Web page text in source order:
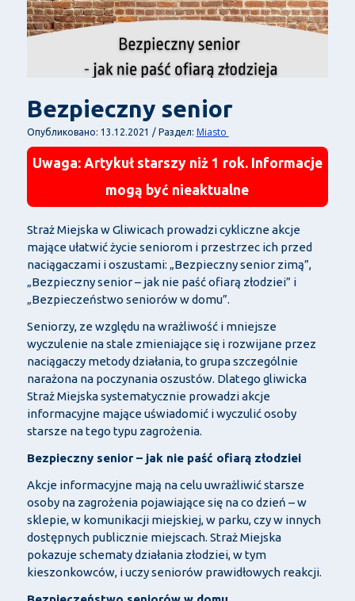
Bezpieczny senior
Опубликовано: 13.12.2021 / Раздел: Miasto
Uwaga: Artykuł starszy niż 1 rok. Informacje
mogą być nieaktualne
Straż Miejska w Gliwicach prowadzi cykliczne akcje
mające ułatwić życie seniorom i przestrzec ich przed
naciągaczami i oszustami: „Bezpieczny senior zimą”,
„Bezpieczny senior – jak nie paść ofiarą złodziei” i
„Bezpieczeństwo seniorów w domu”.
Seniorzy, ze względu na wrażliwość i mniejsze
wyczulenie na stale zmieniające się i rozwijane przez
naciągaczy metody działania, to grupa szczególnie
narażona na poczynania oszustów. Dlatego gliwicka
Straż Miejska systematycznie prowadzi akcje
informacyjne mające uświadomić i wyczulić osoby
starsze na tego typu zagrożenia.
Bezpieczny senior – jak nie paść ofiarą złodziei
Akcje informacyjne mają na celu uwrażliwić starsze
osoby na zagrożenia pojawiające się na co dzień – w
sklepie, w komunikacji miejskiej, w parku, czy w innych
dostępnych publicznie miejscach. Straż Miejska
pokazuje schematy działania złodziei, w tym
kieszonkowców, i uczy seniorów prawidłowych reakcji.